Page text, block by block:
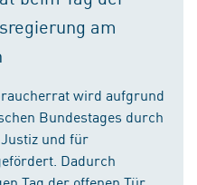
am
wird aufgrund
Bundestages durch
und für
Dadurch